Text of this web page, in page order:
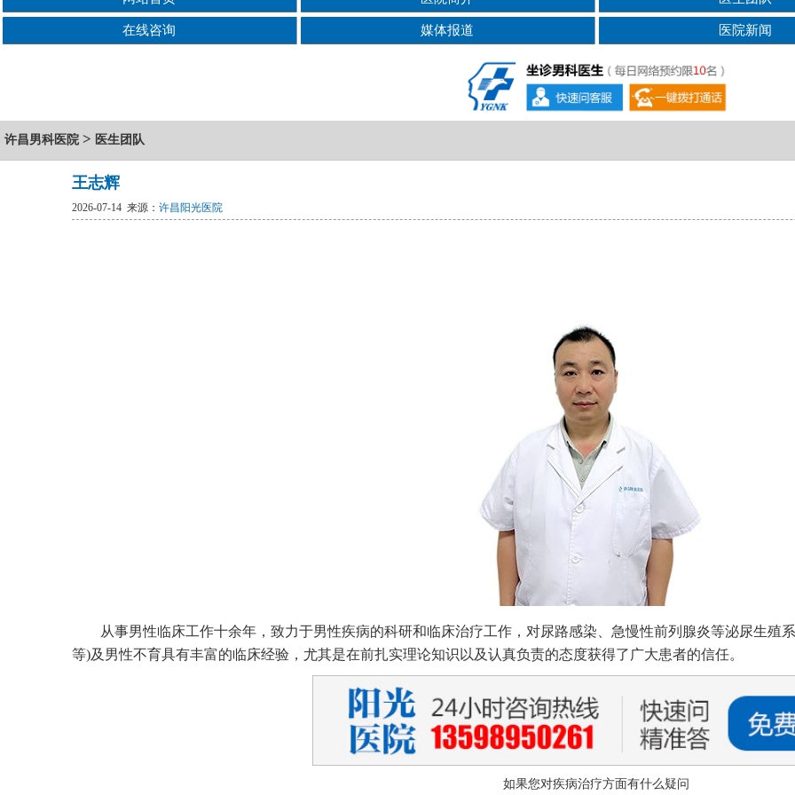
在线咨询 媒体报道 医院新闻
许昌男科医院 > 医生团队
王志辉
2026-07-14 来源： 许昌阳光医院
从事男性临床工作十余年，致力于男性疾病的科研和临床治疗工作，对尿路感染、急慢性前列腺炎等泌尿生殖
等)及男性不育具有丰富的临床经验，尤其是在前扎实理论知识以及认真负责的态度获得了广大患者的信任。
如果您对疾病治疗方面有什么疑问